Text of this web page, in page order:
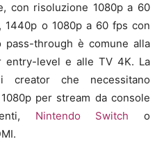
con risoluzione 1080p a 60
o 1080p a 60 fps con
pass-through è comune alla
entry-level e alle TV 4K. La
che necessitano
per stream da console
Nintendo Switch o